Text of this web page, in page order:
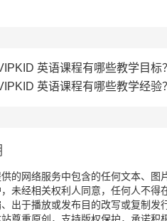
英语课程有哪些教学目标？
英语课程有哪些教学经验？
的网络服务中包含的任何文本、图
未经相关权利人同意，任何人不得
出于播放或发布目的改写或复制发